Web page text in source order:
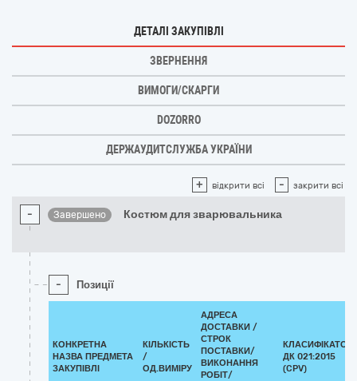
ДЕТАЛІ ЗАКУПІВЛІ
ЗВЕРНЕННЯ
ВИМОГИ/СКАРГИ
DOZORRO
ДЕРЖАУДИТСЛУЖБА УКРАЇНИ
+ відкрити всі - закрити всі
- Завершено Костюм для зварювальника
- Позиції
КОНКРЕТНА
НАЗВА ПРЕДМЕТА
ЗАКУПІВЛІ
КІЛЬКІСТЬ
/
ОД.ВИМІРУ
АДРЕСА
ДОСТАВКИ /
СТРОК
ПОСТАВКИ/
ВИКОНАННЯ
РОБІТ/
КЛАСИФІКАТОР
ДК 021:2015
(CPV)